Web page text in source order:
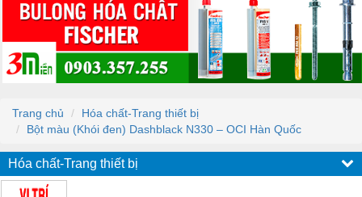
Trang chủ
Hóa chất-Trang thiết bị
Bột màu (Khói đen) Dashblack N330 – OCI Hàn Quốc
Hóa chất-Trang thiết bị